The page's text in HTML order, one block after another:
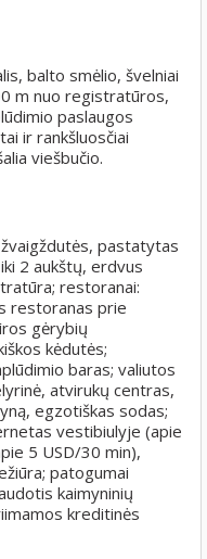
balto smėlio, švelniai
m nuo registratūros,
paslaugos
ir rankšluosčiai
viešbučio.
pastatytas
2 aukštų, erdvus
restoranai:
restoranas prie
gėrybių
kėdutės;
baras; valiutos
atvirukų centras,
egzotiškas sodas;
vestibiulyje (apie
5 USD/30 min),
patogumai
kaimyninių
kreditinės